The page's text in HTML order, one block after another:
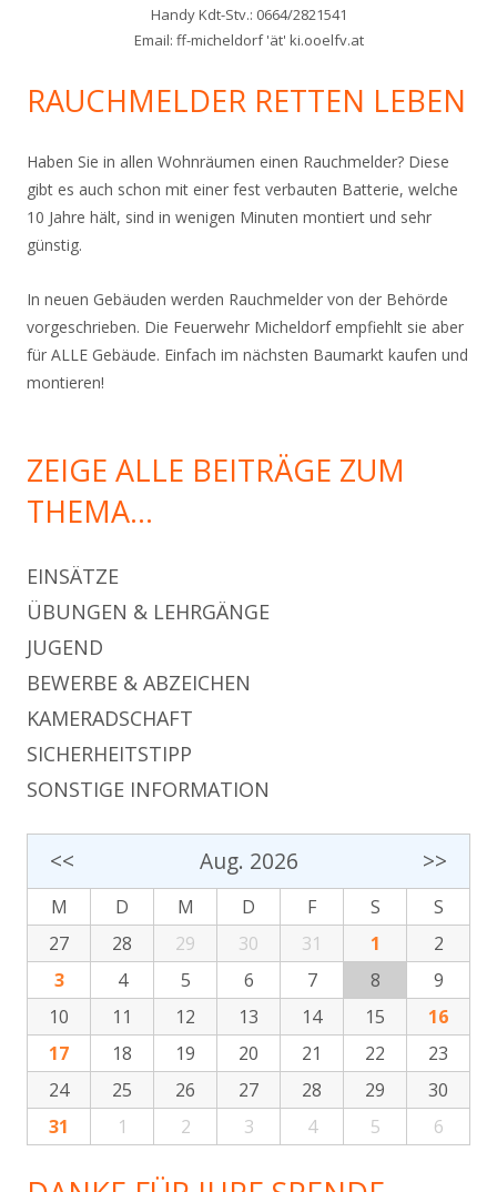
Handy Kdt-Stv.: 0664/2821541
Email: ff-micheldorf 'ät' ki.ooelfv.at
RAUCHMELDER RETTEN LEBEN
Haben Sie in allen Wohnräumen einen Rauchmelder? Diese
gibt es auch schon mit einer fest verbauten Batterie, welche
10 Jahre hält, sind in wenigen Minuten montiert und sehr
günstig.
In neuen Gebäuden werden Rauchmelder von der Behörde
vorgeschrieben. Die Feuerwehr Micheldorf empfiehlt sie aber
für ALLE Gebäude. Einfach im nächsten Baumarkt kaufen und
montieren!
ZEIGE ALLE BEITRÄGE ZUM
THEMA…
EINSÄTZE
ÜBUNGEN & LEHRGÄNGE
JUGEND
BEWERBE & ABZEICHEN
KAMERADSCHAFT
SICHERHEITSTIPP
SONSTIGE INFORMATION
<< Aug. 2026 >>
M D M D F S
S
27
28 29 30 31 1
2
3
4 5 6 7 8
9
10
11 12 13 14 15
16
17
18 19 20 21 22
23
24
25 26 27 28 29
30
31
1 2 3 4 5 6